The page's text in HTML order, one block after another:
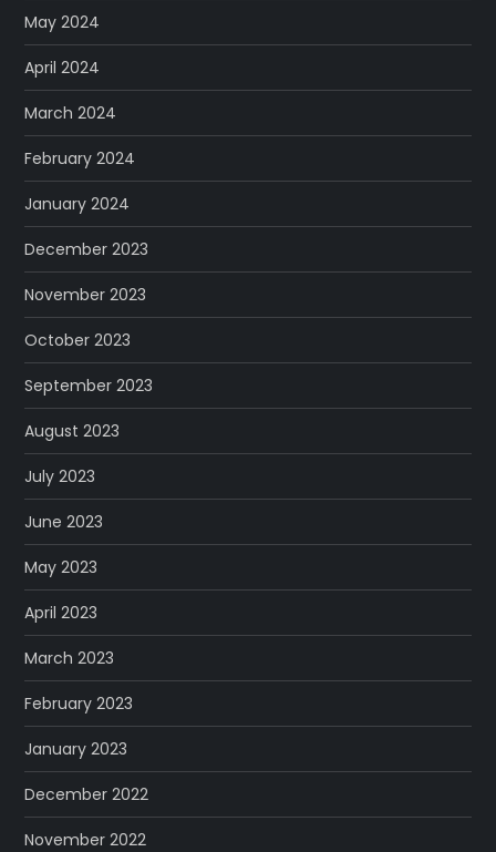
May 2024
April 2024
March 2024
February 2024
January 2024
December 2023
November 2023
October 2023
September 2023
August 2023
July 2023
June 2023
May 2023
April 2023
March 2023
February 2023
January 2023
December 2022
November 2022